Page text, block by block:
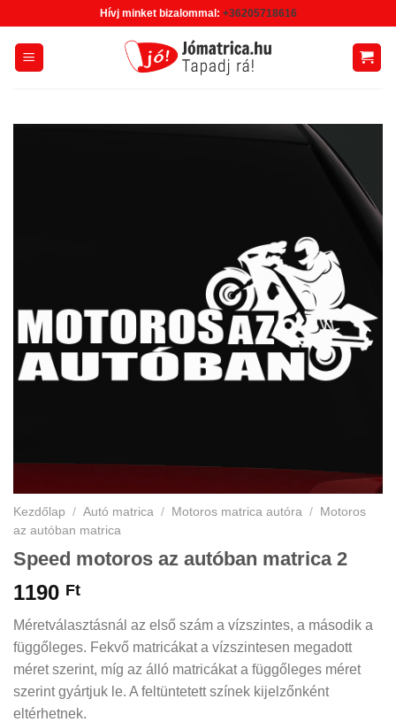
content
Hívj minket bizalommal: +36205718616
Kezdőlap / Autó matrica / Motoros matrica autóra /
Motoros
az autóban matrica
Speed motoros az autóban matrica 2
1190 Ft
Méretválasztásnál az első szám a vízszintes, a második a
függőleges. Fekvő matricákat a vízszintesen megadott
méret szerint, míg az álló matricákat a függőleges méret
szerint gyártjuk le. A feltüntetett színek kijelzőnként
eltérhetnek.